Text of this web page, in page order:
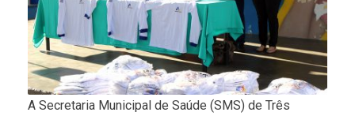
A Secretaria Municipal de Saúde (SMS) de Três